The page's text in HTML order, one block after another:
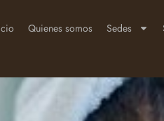
Quienes somos Sedes